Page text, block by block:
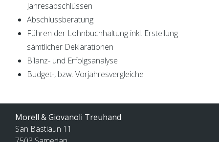
Jahresabschlüssen
Abschlussberatung
Führen der Lohnbuchhaltung inkl. Erstellung
sämtlicher Deklarationen
Bilanz- und Erfolgsanalyse
Budget-, bzw. Vorjahresvergleiche
Morell & Giovanoli Treuhand
San Bastiaun 11